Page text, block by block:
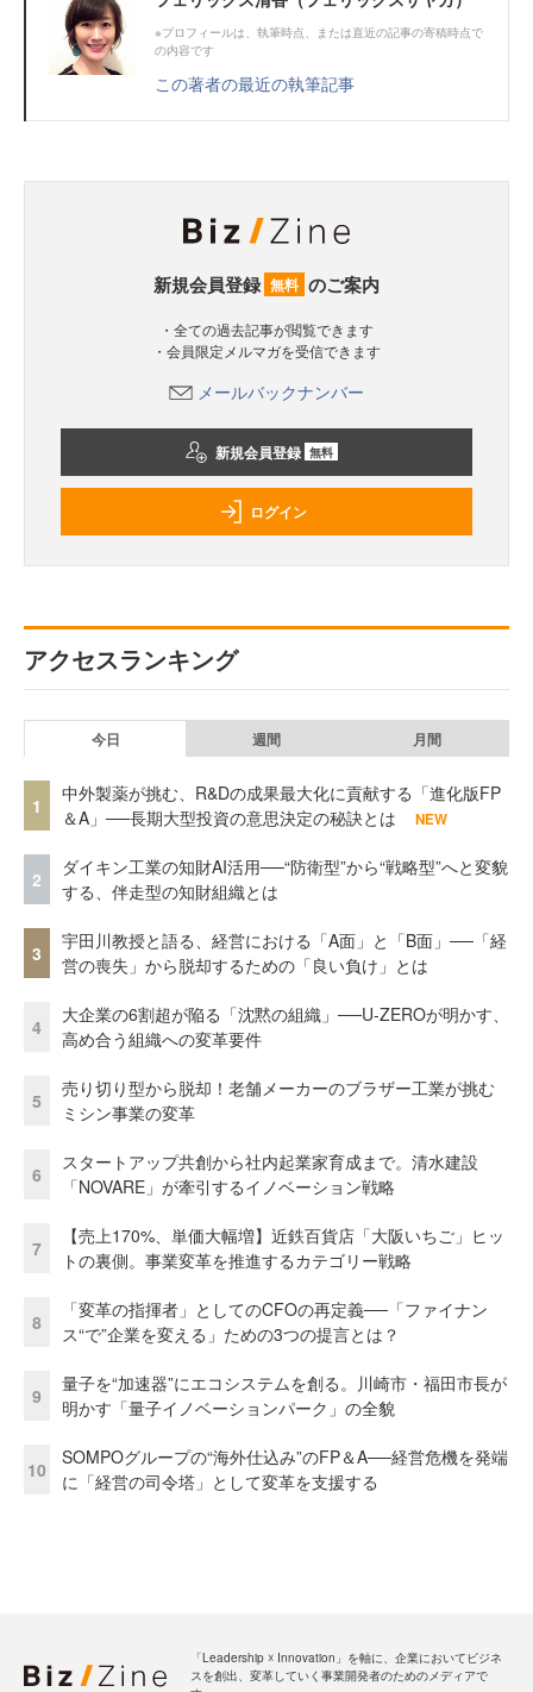
※プロフィールは、執筆時点、または直近の記事の寄稿時点で
の内容です
この著者の最近の執筆記事
新規会員登録 無料 のご案内
・全ての過去記事が閲覧できます
・会員限定メルマガを受信できます
メールバックナンバー
新規会員登録 無料
ログイン
アクセスランキング
今日 週間 月間
1
中外製薬が挑む、R&Dの成果最大化に貢献する「進化版FP
＆A」──長期大型投資の意思決定の秘訣とは
NEW
2
ダイキン工業の知財AI活用──“防衛型”から“戦略型”へと変貌
する、伴走型の知財組織とは
3
宇田川教授と語る、経営における「A面」と「B面」──「経
営の喪失」から脱却するための「良い負け」とは
4
大企業の6割超が陥る「沈黙の組織」──U-ZEROが明かす、
高め合う組織への変革要件
5
売り切り型から脱却！老舗メーカーのブラザー工業が挑む
ミシン事業の変革
6
スタートアップ共創から社内起業家育成まで。清水建設
「NOVARE」が牽引するイノベーション戦略
7
【売上170%、単価大幅増】近鉄百貨店「大阪いちご」ヒッ
トの裏側。事業変革を推進するカテゴリー戦略
8
「変革の指揮者」としてのCFOの再定義──「ファイナン
ス“で”企業を変える」ための3つの提言とは？
9
量子を“加速器”にエコシステムを創る。川崎市・福田市長が
明かす「量子イノベーションパーク」の全貌
10
SOMPOグループの“海外仕込み”のFP＆A──経営危機を発端
に「経営の司令塔」として変革を支援する
「Leadership ☓ Innovation」を軸に、企業においてビジネ
スを創出、変革していく事業開発者のためのメディアで